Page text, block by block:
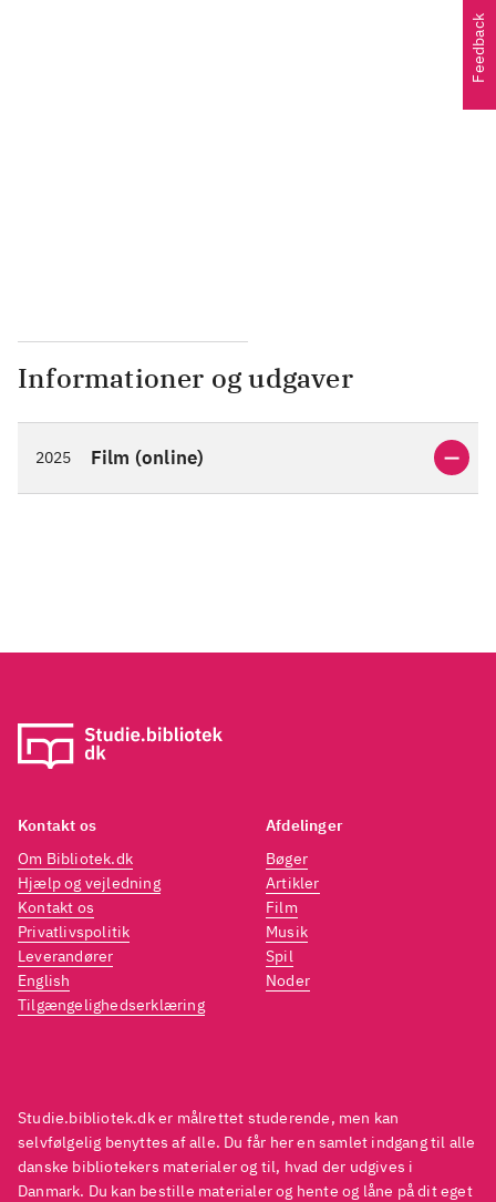
Informationer og udgaver
2025 Film (online)
Feedback
Studie.bibliotek.dk er målrettet studerende, men kan
selvfølgelig benyttes af alle. Du får her en samlet indgang til alle
danske bibliotekers materialer og til, hvad der udgives i
Danmark. Du kan bestille materialer og hente og låne på dit eget
Kontakt os
Om Bibliotek.dk
Hjælp og vejledning
Kontakt os
Privatlivspolitik
Leverandører
English
Tilgængelighedserklæring
Afdelinger
Bøger
Artikler
Film
Musik
Spil
Noder